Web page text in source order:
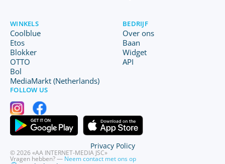
WINKELS
Coolblue
Etos
Blokker
OTTO
Bol
MediaMarkt (Netherlands)
BEDRIJF
Over ons
Baan
Widget
API
FOLLOW US
© 2026 «AA INTERNET-MEDIA JSC»
Vragen hebben? — Neem contact met ons op
Privacy Policy